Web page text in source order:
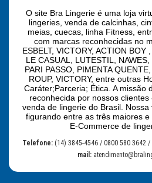
O site Bra Lingerie é uma loja
lingeries, venda de calcinhas,
meias, cuecas, linha Fitness,
com marcas reconhecidas no
ESBELT, VICTORY, ACTION BOY
LE CASUAL, LUTESTIL,
PARI PASSO, PIMENTA
ROUP, VICTORY, entre outras
Caráter;Parceria; Ética. A missão
reconhecida por nossos
venda de lingerie do Brasil.
figurando entre as três maiores
E-Commerce de
Telefone: (14) 3845-4546 / 0800 580 3642
mail: